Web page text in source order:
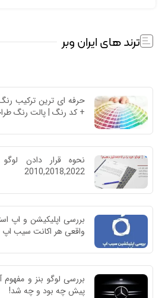
ترند های ایران وبر
حرفه ای ترین ترکیب
+ کد رنگ | پالت رنگ
2010,2018,2022
بررسی اپلیکیشن و اپ
واقعی هر اکانت سیب
پیش چه بود و چه شد!